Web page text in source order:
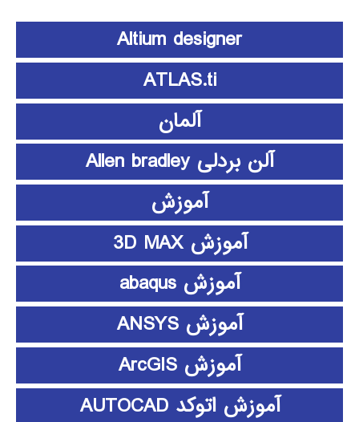
Altium designer
ATLAS.ti
آلمان
آلن بردلی Allen bradley
آموزش
آموزش 3D MAX
آموزش abaqus
آموزش ANSYS
آموزش ArcGIS
آموزش اتوکد AUTOCAD